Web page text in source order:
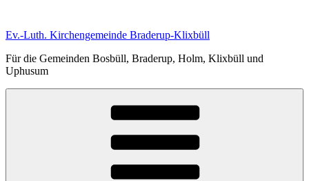
springen
Ev.-Luth. Kirchengemeinde Braderup-Klixbüll
Für die Gemeinden Bosbüll, Braderup, Holm, Klixbüll und
Uphusum